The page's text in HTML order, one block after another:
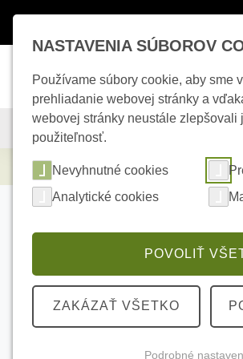
KAMEROVÉ SYSTÉMY
Elektrické kúrenie
NASTAVENIA SÚBOROV
Používame súbory cookie, aby sme
prehliadanie webovej stránky a
webovej stránky neustále zlepšovali
použiteľnosť.
Nevyhnutné cookies
Analytické cookies
POVOLIŤ
ZAKÁZAŤ VŠETKO
Podrobné